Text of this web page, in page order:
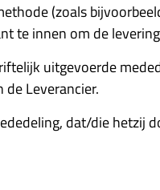
(zoals
te innen om de
uitgevoerde
Leverancier.
dat/die hetzij